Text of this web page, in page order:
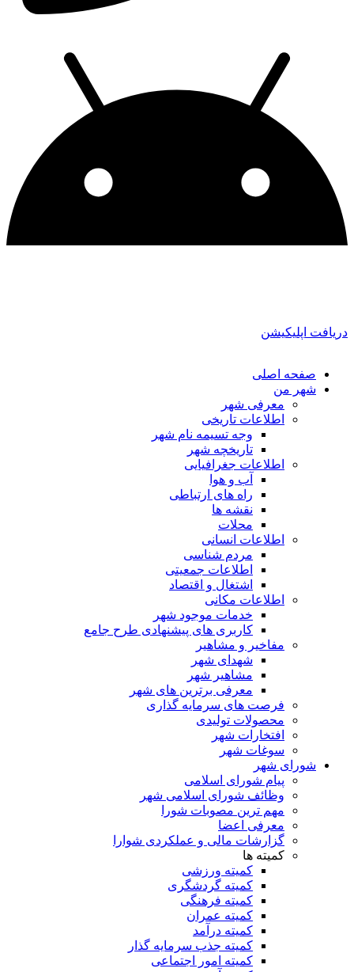
دریافت اپلیکیشن
صفحه اصلی
شهر من
معرفی شهر
اطلاعات تاریخی
وجه تسیمه نام شهر
تاریخچه شهر
اطلاعات جغرافیایی
آب و هوا
راه های ارتباطی
نقشه ها
محلات
اطلاعات انسانی
مردم شناسی
اطلاعات جمعیتی
اشتغال و اقتصاد
اطلاعات مکانی
خدمات موجود شهر
کاربری های پیشنهادی طرح جامع
مفاخیر و مشاهیر
شهدای شهر
مشاهیر شهر
معرفی برترین های شهر
فرصت های سرمایه گذاری
محصولات تولیدی
افتخارات شهر
سوغات شهر
شورای شهر
پیام شورای اسلامی
وظائف شورای اسلامی شهر
مهم ترین مصوبات شورا
معرفی اعضا
گزارشات مالی و عملکردی شوارا
کمیته ها
کمیته ورزشی
کمیته گردشگری
کمیته فرهنگی
کمیته عمران
کمیته درآمد
کمیته جذب سرمایه گذار
کمیته امور اجتماعی